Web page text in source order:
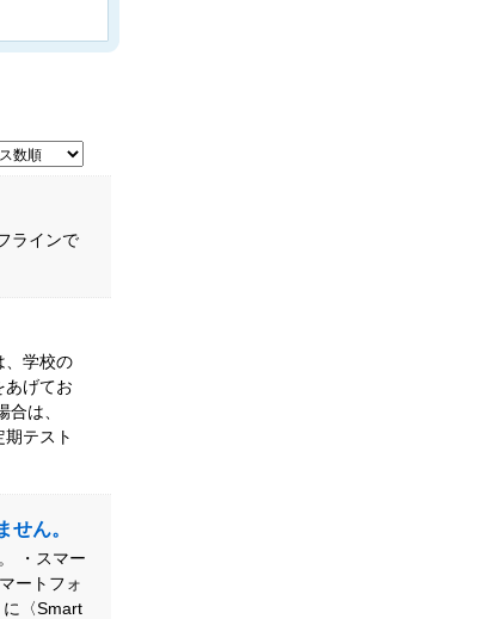
ラインで
、学校の
あげてお
は、
テスト
ん。
・スマー
ートフォ
に〈Smart